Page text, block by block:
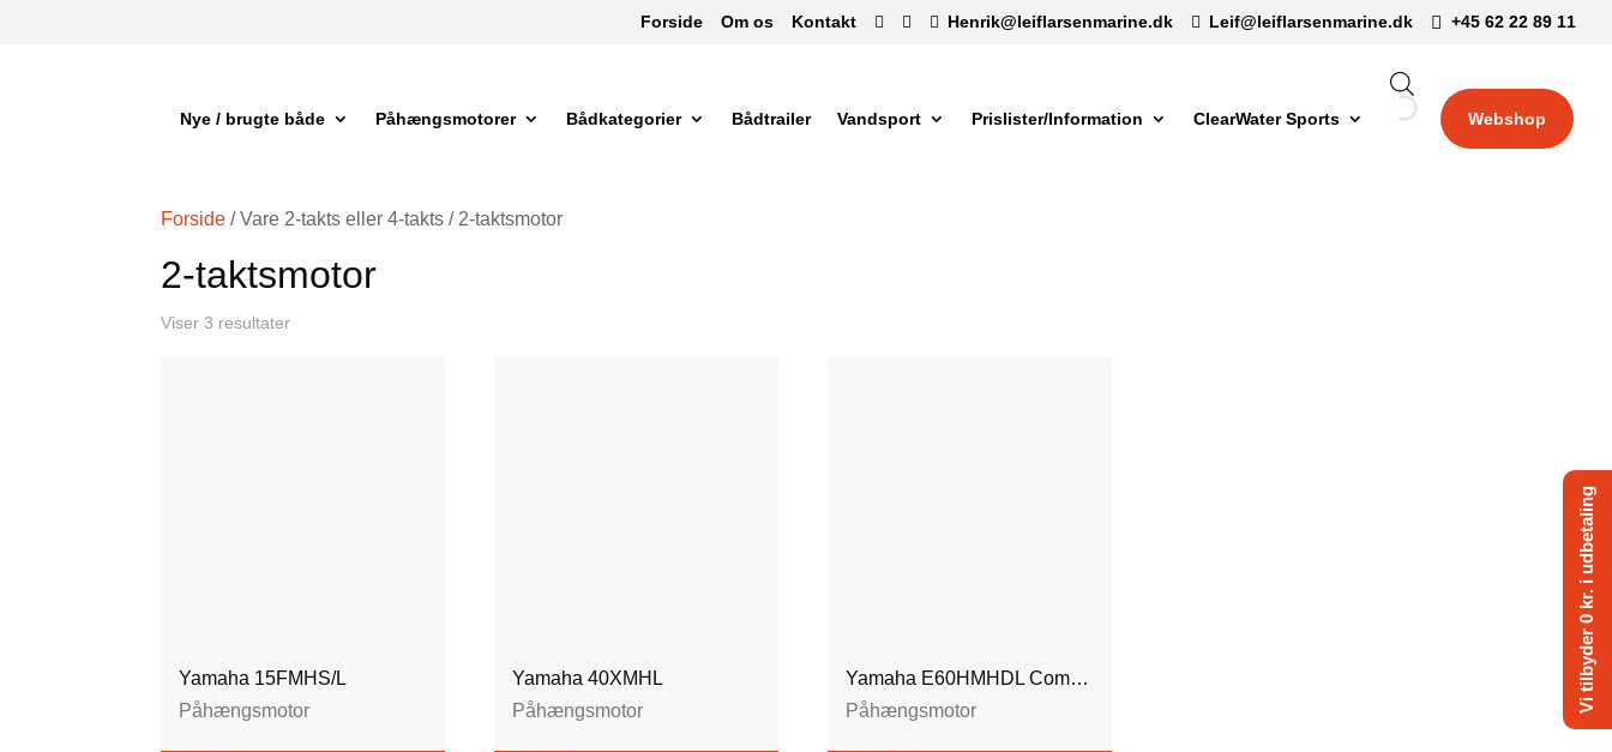
Forside Om os Kontakt Henrik@leiflarsenmarine.dk Leif@leiflarsenmarine.dk +45 62 22 89 11
Nye / brugte både Påhængsmotorer Bådkategorier Bådtrailer Vandsport Prislister/Information ClearWater Sports Webshop
Forside / Vare 2-takts eller 4-takts / 2-taktsmotor
2-taktsmotor
Viser 3 resultater
Yamaha 15FMHS/L
Påhængsmotor
Yamaha 40XMHL
Påhængsmotor
Yamaha E60HMHDL Commercial 2-takt
Påhængsmotor
Vi tilbyder 0 kr. i udbetaling